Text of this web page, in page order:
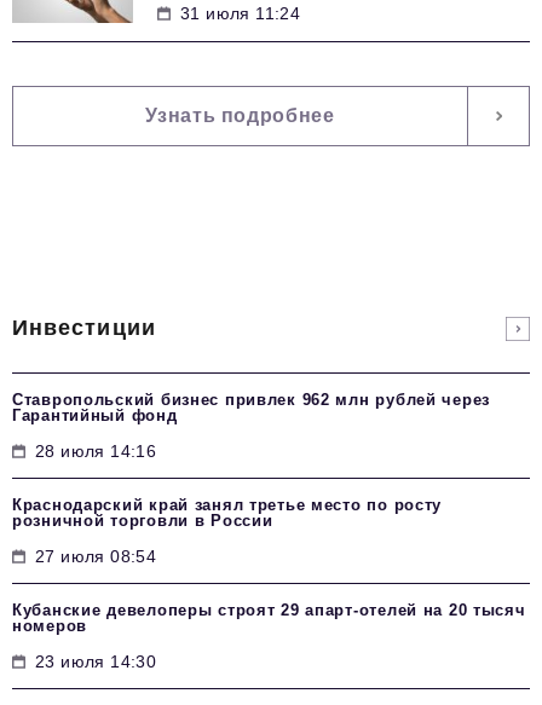
31 июля 11:24
Узнать подробнее
Инвестиции
Ставропольский бизнес привлек 962 млн рублей через
Гарантийный фонд
28 июля 14:16
Краснодарский край занял третье место по росту
розничной торговли в России
27 июля 08:54
Кубанские девелоперы строят 29 апарт-отелей на 20 тысяч
номеров
23 июля 14:30